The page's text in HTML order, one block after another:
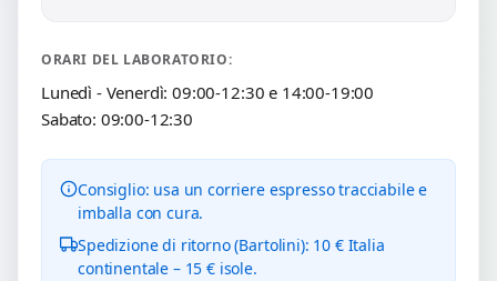
ORARI DEL LABORATORIO:
Lunedì - Venerdì: 09:00-12:30 e 14:00-19:00
Sabato: 09:00-12:30
Consiglio: usa un corriere espresso tracciabile e
imballa con cura.
Spedizione di ritorno (Bartolini): 10 € Italia
continentale – 15 € isole.